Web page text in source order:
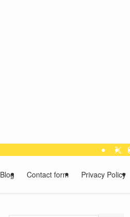
Blog Contact form Privacy Policy